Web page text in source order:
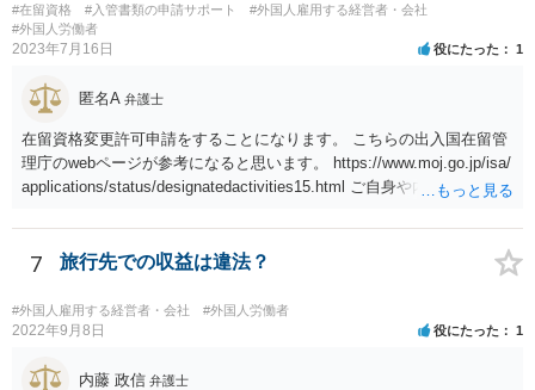
#在留資格 #入管書類の申請サポート
#外国人雇用する経営者・会社
#外国人労働者
2023年7月16日 役にたった 1
匿名A 弁護士
在留資格変更許可申請をすることになります。 こちらの出入国在留管
理庁のwebページが参考になると思います。 https://www.moj.go.jp/isa/
applications/status/designatedactivities15.html ご自身や内定先企業で
いる弁護士や行政書士に相談されるのが良いです。
7 旅行先での収益は違法？
#外国人雇用する経営者・会社 #外国人労働者
2022年9月8日 役にたった 1
内藤 政信 弁護士